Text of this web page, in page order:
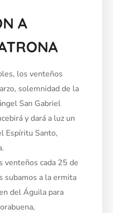
A
los venteños
solemnidad de la
San Gabriel
y dará a luz un
Espíritu Santo,
venteños cada 25 de
subamos a la ermita
del Águila para